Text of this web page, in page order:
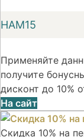
НАМ15
Применяйте
получите
дисконт до 10%
На сайт
Скидка 10% на